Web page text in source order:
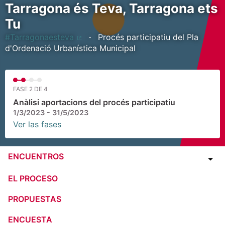
Tarragona és Teva, Tarragona ets
Tu
#Tarragonaesteva
(Enlace externo)
Procés participatiu del Pla
d'Ordenació Urbanística Municipal
FASE 2 DE 4
Anàlisi aportacions del procés participatiu
1/3/2023 - 31/5/2023
Ver las fases
ENCUENTROS
EL PROCESO
PROPUESTAS
ENCUESTA